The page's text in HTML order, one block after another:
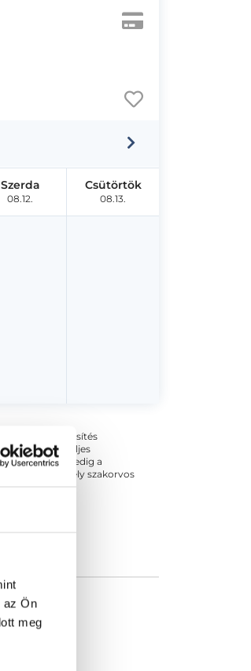
az Ön
meg
Szerda
08.12.
Csütörtök
08.13.
szakképesítés
teljes
utána pedig a
bármely szakorvos